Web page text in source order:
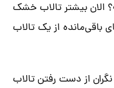
الان بیشتر تالاب خشک
باقی‌مانده از یک تالاب
از دست رفتن تالاب